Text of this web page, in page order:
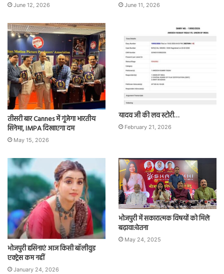
June 12, 2026 June 11, 2026
तीसरी बार Cannes में गूंजेगा भारतीय
सिनेमा, IMPA दिखाएगा दम
May 15, 2026
यादव जी की लव स्टोरी…
February 21, 2026
भोजपुरी हसिनाएं आज किसी बॉलीवुड
एक्ट्रेस कम नहीं
January 24, 2026
भोजपुरी में सकारात्मक विषयों को मिले
बढ़ावा:चेतना
May 24, 2025